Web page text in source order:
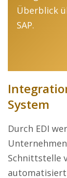
Überblick
SAP.
System
Durch EDI
Schnittstelle
automatisiert